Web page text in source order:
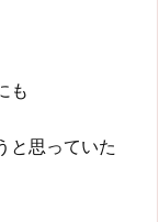
も
と思っていた